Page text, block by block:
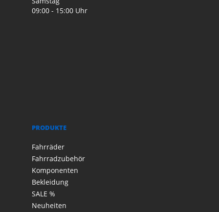
09:00 - 15:00 Uhr
PRODUKTE
Fahrräder
Fahrradzubehör
Komponenten
Bekleidung
SALE %
Neuheiten